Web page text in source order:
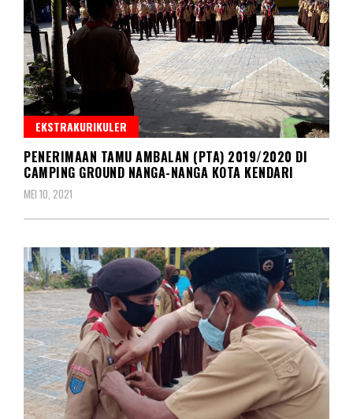
EKSTRAKURIKULER
PENERIMAAN TAMU AMBALAN (PTA) 2019/2020 DI
CAMPING GROUND NANGA-NANGA KOTA KENDARI
MEI 10, 2021